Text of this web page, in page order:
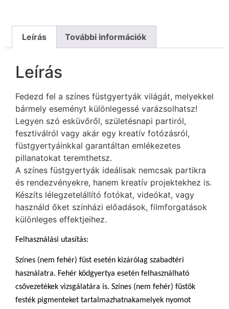
Leírás További információk
Leírás
Fedezd fel a színes füstgyertyák világát, melyekkel
bármely eseményt különlegessé varázsolhatsz!
Legyen szó esküvőről, születésnapi partiról,
fesztiválról vagy akár egy kreatív fotózásról,
füstgyertyáinkkal garantáltan emlékezetes
pillanatokat teremthetsz.
A színes füstgyertyák ideálisak nemcsak partikra
és rendezvényekre, hanem kreatív projektekhez is.
Készíts lélegzetelállító fotókat, videókat, vagy
használd őket színházi előadások, filmforgatások
különleges effektjeihez.
Felhasználási utasítás:
Színes (nem fehér) füst esetén kizárólag szabadtéri
használatra. Fehér ködgyertya esetén felhasználható
csővezetékek vizsgálatára is. Színes (nem fehér) füstök
festék pigmenteket tartalmazhatnakamelyek nyomot